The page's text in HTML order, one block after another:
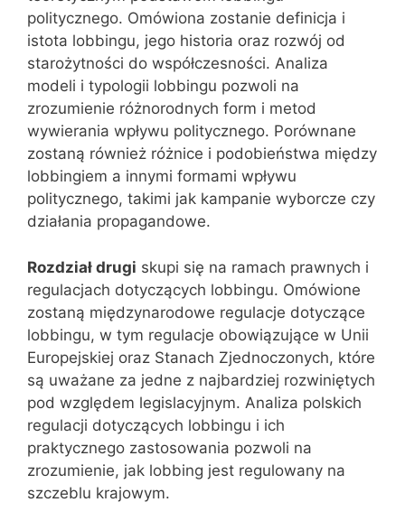
politycznego. Omówiona zostanie definicja i
istota lobbingu, jego historia oraz rozwój od
starożytności do współczesności. Analiza
modeli i typologii lobbingu pozwoli na
zrozumienie różnorodnych form i metod
wywierania wpływu politycznego. Porównane
zostaną również różnice i podobieństwa między
lobbingiem a innymi formami wpływu
politycznego, takimi jak kampanie wyborcze czy
działania propagandowe.
Rozdział drugi skupi się na ramach prawnych i
regulacjach dotyczących lobbingu. Omówione
zostaną międzynarodowe regulacje dotyczące
lobbingu, w tym regulacje obowiązujące w Unii
Europejskiej oraz Stanach Zjednoczonych, które
są uważane za jedne z najbardziej rozwiniętych
pod względem legislacyjnym. Analiza polskich
regulacji dotyczących lobbingu i ich
praktycznego zastosowania pozwoli na
zrozumienie, jak lobbing jest regulowany na
szczeblu krajowym.